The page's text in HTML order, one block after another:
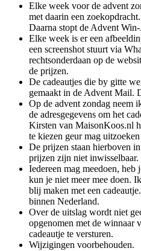
Elke week voor de advent
met daarin een zoekopdracht.
Daarna stopt de Advent
Elke week is er een
een screenshot stuurt via
rechtsonderdaan op de
de prijzen.
De cadeautjes die by gitte
gemaakt in de Advent Mail.
Op de advent zondag neem
de adresgegevens om het
Kirsten van MaisonKoos.nl
te kiezen geur mag
De prijzen staan hierboven
prijzen zijn niet inwisselbaar.
Iedereen mag meedoen, heb
kun je niet meer mee doen.
blij maken met een
binnen Nederland.
Over de uitslag wordt niet
opgenomen met de winnaar
cadeautje te versturen.
Wijzigingen voorbehouden.